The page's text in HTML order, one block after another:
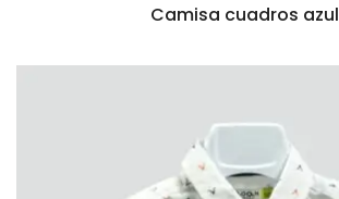
VISTA RÁPIDA
Camisa cuadros azul